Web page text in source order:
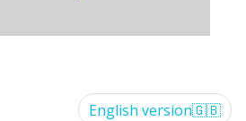
English version🇬🇧